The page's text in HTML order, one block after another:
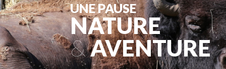
UNE PAUSE
NATURE
&AVENTURE